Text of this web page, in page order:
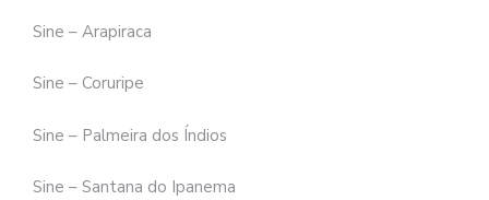
Sine – Arapiraca
Sine – Coruripe
Sine – Palmeira dos Índios
Sine – Santana do Ipanema